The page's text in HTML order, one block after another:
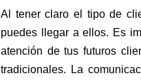
Al tener claro el tipo de
puedes llegar a ellos. Es
atención de tus futuros
tradicionales. La